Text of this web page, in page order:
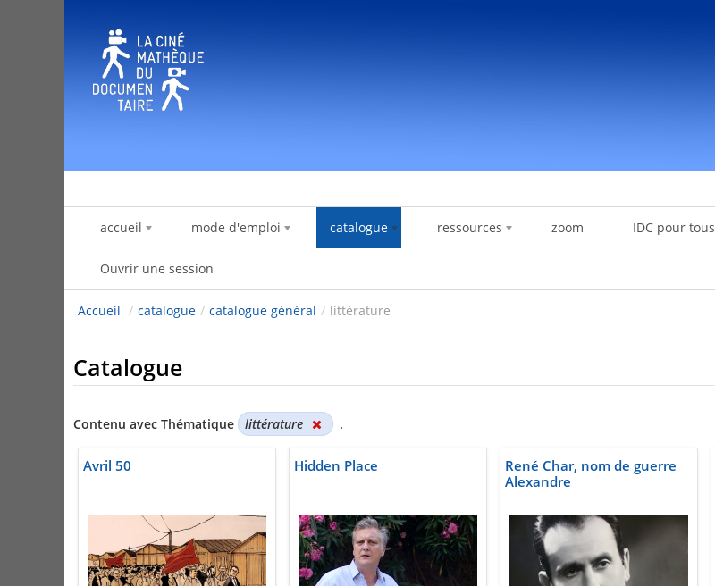
accueil mode d'emploi catalogue ressources zoom IDC pour tous
Ouvrir une session
Accueil / catalogue / catalogue général / littérature
Catalogue
Contenu avec Thématique littérature .
Avril 50 Hidden Place
René Char, nom de guerre
Alexandre